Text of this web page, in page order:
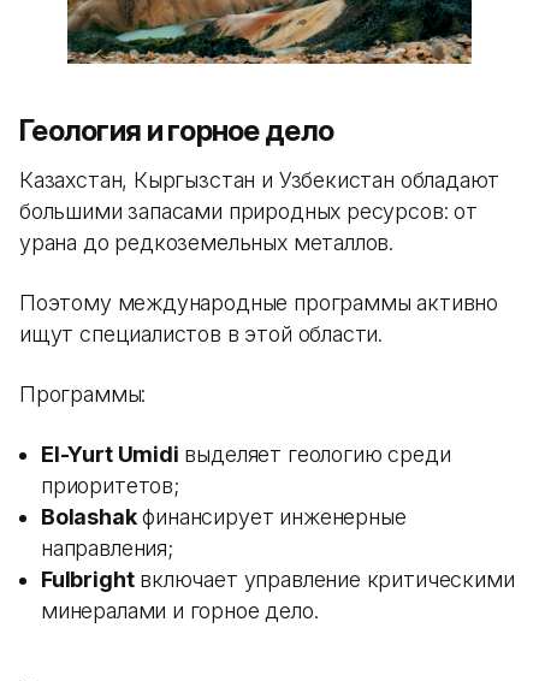
Геология и горное дело
Казахстан, Кыргызстан и Узбекистан обладают
большими запасами природных ресурсов: от
урана до редкоземельных металлов.
Поэтому международные программы активно
ищут специалистов в этой области.
Программы:
El-Yurt Umidi выделяет геологию среди
приоритетов;
Bolashakфинансирует инженерные
направления;
Fulbrightвключает управление критическими
минералами и горное дело.